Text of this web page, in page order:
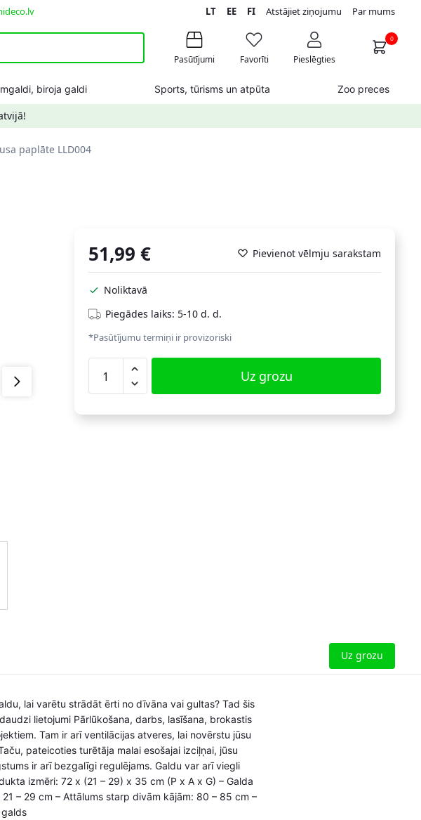
LT EE FIAtstājiet ziņojumu Par mums
Pasūtījumi Favorīti Pieslēgties
0
biroja galdi Sports, tūrisms un atpūta Zoo preces
paplāte LLD004
51,99 € Pievienot vēlmju sarakstam
Noliktavā
Piegādes laiks: 5-10 d. d.
*Pasūtījumu termiņi ir provizoriski
Regulējama
bambusa
paplāte
Uz grozu
Uz grozu
lai varētu strādāt ērti no dīvāna vai gultas? Tad šis
lietojumi Pārlūkošana, darbs, lasīšana, brokastis
Tam ir arī ventilācijas atveres, lai novērstu jūsu
pateicoties turētāja malai esošajai izciļņai, jūsu
ir arī bezgalīgi regulējams. Galdu var arī viegli
izmēri: 72 x (21 – 29) x 35 cm (P x A x G) – Galda
– 29 cm – Attālums starp divām kājām: 80 – 85 cm –